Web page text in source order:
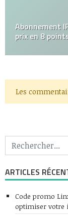
Abonnement
prix en 8
Les
ARTICLES
Code promo
optimiser votre